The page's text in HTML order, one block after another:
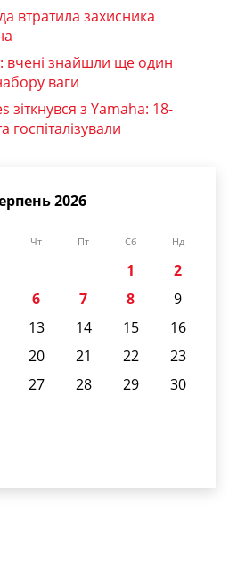
втратила захисника
вчені знайшли ще один
ваги
з Yamaha: 18-
госпіталізували
2026
Чт Пт Сб Нд
1
2
6 7 8
9
13 14 15
16
20 21 22
23
27 28 29
30